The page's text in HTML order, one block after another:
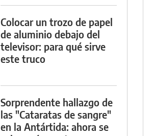
Colocar un trozo de papel
de aluminio debajo del
televisor: para qué sirve
este truco
Sorprendente hallazgo de
las "Cataratas de sangre"
en la Antártida: ahora se